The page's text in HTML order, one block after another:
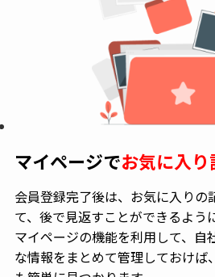
マイページでお気に入
会員登録完了後は、お気に入りの
て、後で見返すことができるよう
マイページの機能を利用して、自
な情報をまとめて管理しておけば